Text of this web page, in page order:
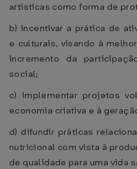
artísticas como forma de
b) incentivar a prática de
e culturais, visando à
incremento da
social;
c) implementar projetos
economia criativa e à
d) difundir práticas
nutricional com vista à
de qualidade para uma vida